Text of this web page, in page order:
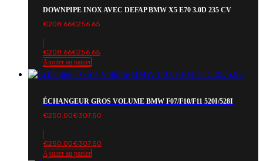
DOWNPIPE INOX AVEC DEFAP BMW X5 E70 3.0D 235 CV
€208.66€256.65
€208.66€256.65
Ajouter au panier
ÉCHANGEUR GROS VOLUME BMW F07/F10/F11 520I/528I
€250.00€307.50
€250.00€307.50
Ajouter au panier